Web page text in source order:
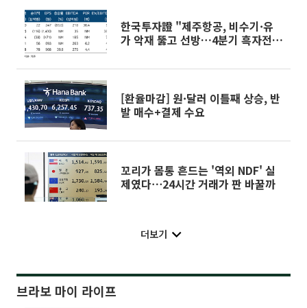
한국투자證 "제주항공, 비수기·유
가 악재 뚫고 선방…4분기 흑자전환
[환율마감] 원·달러 이틀째 상승, 반
발 매수+결제 수요
꼬리가 몸통 흔드는 '역외 NDF' 실
제였다⋯24시간 거래가 판 바꿀까
더보기
브라보 마이 라이프